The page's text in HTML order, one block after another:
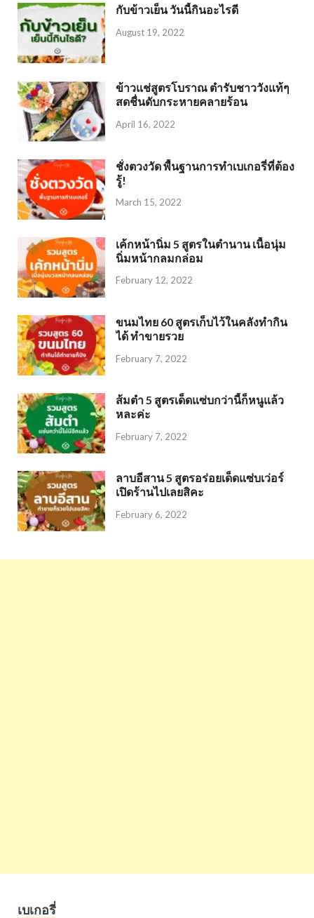
กับข้าวเย็น วันนี้กินอะไรดี
August 19, 2022
ข้าวแช่สูตรโบราณ ตำรับชาววังแท้ๆ
สดชื่นดับกระหายคลายร้อน
April 16, 2022
ชั่งตวงวัด พื้นฐานการทำเบเกอรี่ที่ต้อง
รู้!
March 15, 2022
เค้กหน้านิ่ม 5 สูตรในตำนาน เนื้อนุ่ม
นิ่มหน้ากลมกล่อม
February 12, 2022
ขนมไทย 60 สูตรเก็บไว้ในคลังทำกิน
ได้ ทำขายรวย
February 7, 2022
ส้มตำ 5 สูตรเด็ดแซ่บกว่านี้ก็หนูแล้ว
หละค่ะ
February 7, 2022
ลาบอีสาน 5 สูตรอร่อยเด็ดแซ่บเว่อร์
เปิดร้านไปเลยสิคะ
February 6, 2022
เบเกอรี่